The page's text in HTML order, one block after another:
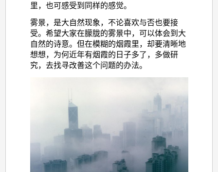
里，也可感受到同样的感觉。
雾景，是大自然现象，不论喜欢与否也要接
受。希望大家在朦胧的雾景中，可以体会到大
自然的诗意。但在模糊的烟霞里，却要清晰地
想想，为何近年有烟霞的日子多了，多做研
究，去找寻改善这个问题的办法。